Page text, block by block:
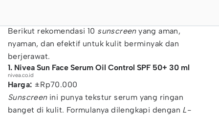
Berikut rekomendasi 10 sunscreenyang aman,
nyaman, dan efektif untuk kulit berminyak dan
berjerawat.
1. Nivea Sun Face Serum Oil Control SPF 50+ 30 ml
nivea.co.id
Harga: ±Rp70.000
Sunscreen ini punya tekstur serum yang ringan
banget di kulit. Formulanya dilengkapi dengan L-